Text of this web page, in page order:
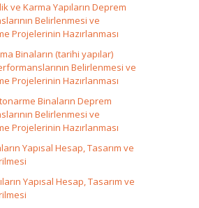
ve Karma Yapıların Deprem
Belirlenmesi ve
Projelerinin Hazırlanması
Binaların (tarihi yapılar)
Belirlenmesi ve
Projelerinin Hazırlanması
Binaların Deprem
Belirlenmesi ve
Projelerinin Hazırlanması
Yapısal Hesap, Tasarım ve
Yapısal Hesap, Tasarım ve